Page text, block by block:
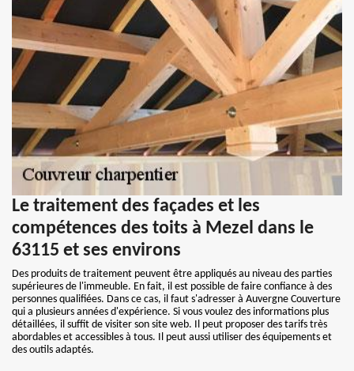
Le traitement des façades et les
compétences des toits à Mezel dans le
63115 et ses environs
Des produits de traitement peuvent être appliqués au niveau des parties
supérieures de l'immeuble. En fait, il est possible de faire confiance à des
personnes qualifiées. Dans ce cas, il faut s'adresser à Auvergne Couverture
qui a plusieurs années d'expérience. Si vous voulez des informations plus
détaillées, il suffit de visiter son site web. Il peut proposer des tarifs très
abordables et accessibles à tous. Il peut aussi utiliser des équipements et
des outils adaptés.